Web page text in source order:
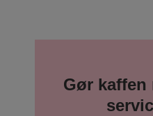
Gør kaffen